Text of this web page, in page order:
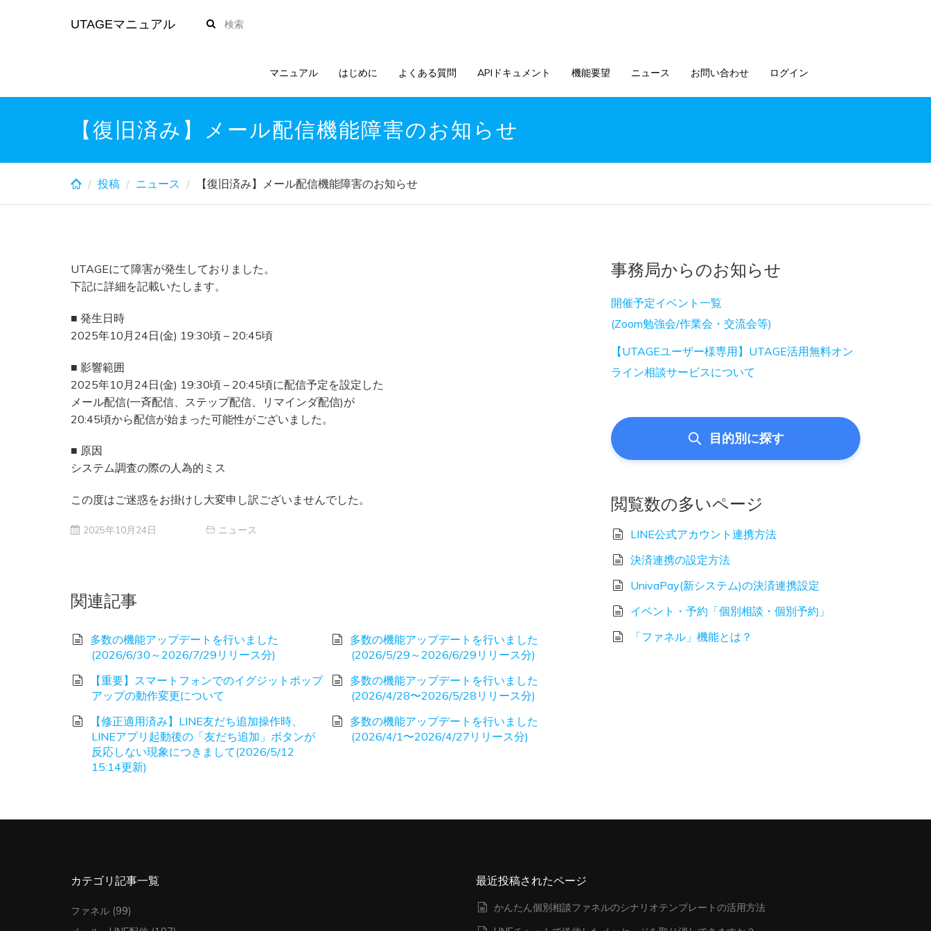
UTAGEマニュアル
マニュアル はじめに よくある質問 APIドキュメント 機能要望 ニュース お問い合わせ ログイン
【復旧済み】メール配信機能障害のお知らせ
投稿 ニュース 【復旧済み】メール配信機能障害のお知らせ
UTAGEにて障害が発生しておりました。
下記に詳細を記載いたします。
■ 発生日時
2025年10月24日(金) 19:30頃 – 20:45頃
■ 影響範囲
2025年10月24日(金) 19:30頃 – 20:45頃に配信予定を設定した
メール配信(一斉配信、ステップ配信、リマインダ配信)が
20:45頃から配信が始まった可能性がございました。
■ 原因
システム調査の際の人為的ミス
この度はご迷惑をお掛けし大変申し訳ございませんでした。
2025年10月24日 ニュース
関連記事
多数の機能アップデートを行いました
(2026/6/30～2026/7/29リリース分)
多数の機能アップデートを行いました
(2026/5/29～2026/6/29リリース分)
【重要】スマートフォンでのイグジットポップ
アップの動作変更について
多数の機能アップデートを行いました
(2026/4/28〜2026/5/28リリース分)
【修正適用済み】LINE友だち追加操作時、
LINEアプリ起動後の「友だち追加」ボタンが
反応しない現象につきまして(2026/5/12
15:14更新)
多数の機能アップデートを行いました
(2026/4/1〜2026/4/27リリース分)
事務局からのお知らせ
開催予定イベント一覧
(Zoom勉強会/作業会・交流会等)
【UTAGEユーザー様専用】UTAGE活用無料オン
ライン相談サービスについて
目的別に探す
閲覧数の多いページ
LINE公式アカウント連携方法
決済連携の設定方法
UnivaPay(新システム)の決済連携設定
イベント・予約「個別相談・個別予約」
「ファネル」機能とは？
カテゴリ記事一覧
ファネル (99)
最近投稿されたページ
かんたん個別相談ファネルのシナリオテンプレートの活用方法